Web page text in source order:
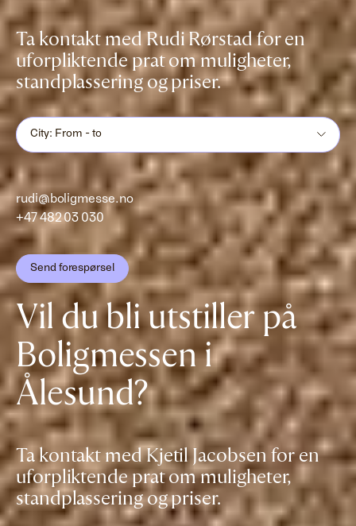
Ta kontakt med Rudi Rørstad for en
uforpliktende prat om muligheter,
standplassering og priser.
City: From - to
rudi@boligmesse.no
+47 482 03 030
Send forespørsel
Vil du bli utstiller på
Boligmessen i
Ålesund?
Ta kontakt med Kjetil Jacobsen for en
uforpliktende prat om muligheter,
standplassering og priser.